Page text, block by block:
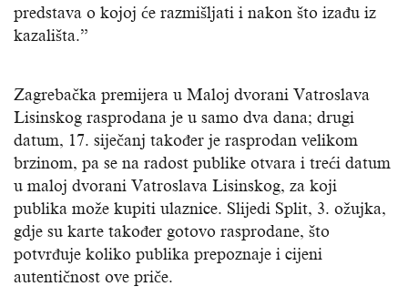
predstava o kojoj će razmišljati i nakon što izađu iz
kazališta.”
Zagrebačka premijera u Maloj dvorani Vatroslava
Lisinskog rasprodana je u samo dva dana; drugi
datum, 17. siječanj također je rasprodan velikom
brzinom, pa se na radost publike otvara i treći datum
u maloj dvorani Vatroslava Lisinskog, za koji
publika može kupiti ulaznice. Slijedi Split, 3. ožujka,
gdje su karte također gotovo rasprodane, što
potvrđuje koliko publika prepoznaje i cijeni
autentičnost ove priče.